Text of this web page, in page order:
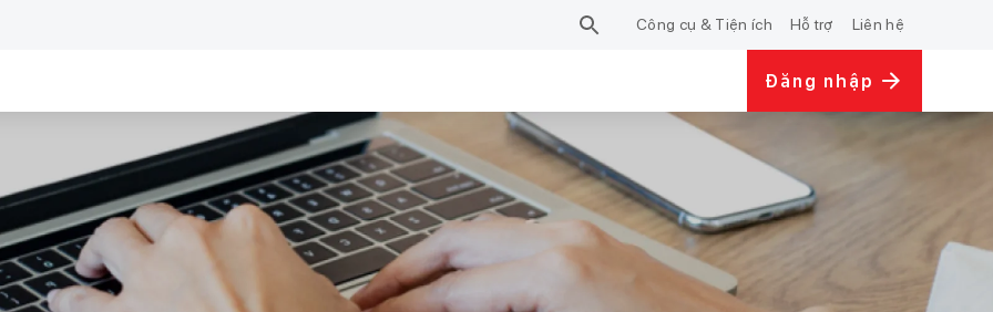
Công cụ & Tiện ích Hỗ trợ Liên hệ
Đăng nhập